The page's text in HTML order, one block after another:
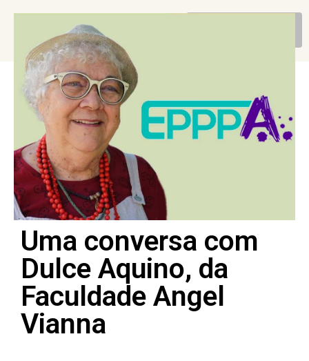
Uma conversa com
Dulce Aquino, da
Faculdade Angel
Vianna